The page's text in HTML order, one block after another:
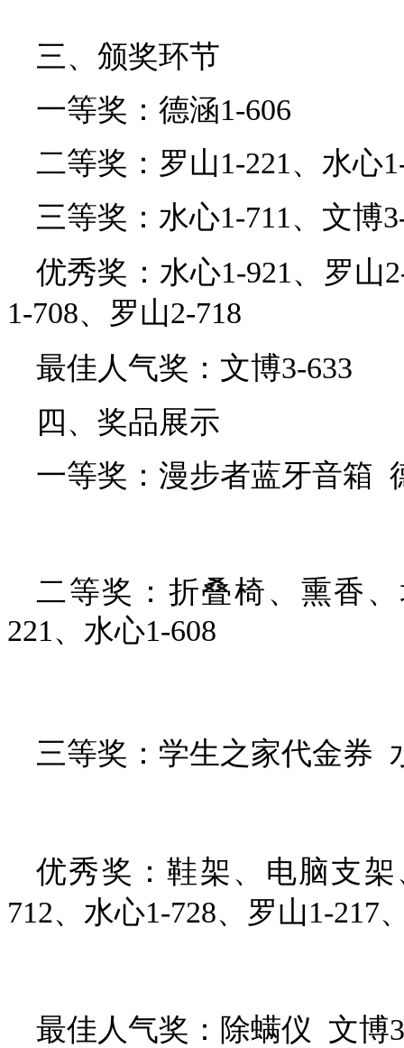
三、颁奖环节
一等奖：德涵1-606
二等奖：罗山1-221、水心
三等奖：水心1-711、文博
优秀奖：水心1-921、罗山
1-708、罗山2-718
最佳人气奖：文博3-633
四、奖品展示
一等奖：漫步者蓝牙音箱
二等奖：折叠椅、熏香
221、水心1-608
三等奖：学生之家代金券
优秀奖：鞋架、电脑支
712、水心1-728、罗山1-217
最佳人气奖：除螨仪 文博